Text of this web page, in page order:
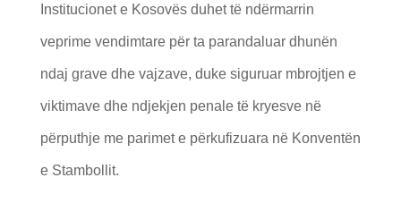
Institucionet e Kosovës duhet të ndërmarrin
veprime vendimtare për ta parandaluar dhunën
ndaj grave dhe vajzave, duke siguruar mbrojtjen e
viktimave dhe ndjekjen penale të kryesve në
përputhje me parimet e përkufizuara në Konventën
e Stambollit.